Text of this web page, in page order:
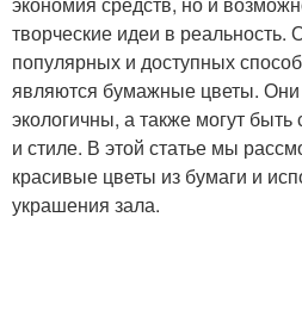
творческие идеи в
популярных и доступных
являются бумажные цветы. Они
экологичны, а также могут
и стиле. В этой статье мы
красивые цветы из бумаги и
украшения зала.